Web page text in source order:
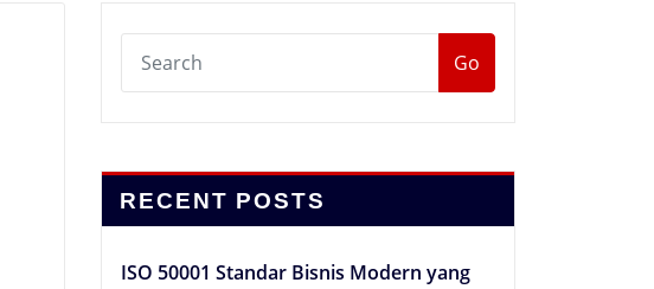
Go
RECENT POSTS
ISO 50001 Standar Bisnis Modern yang